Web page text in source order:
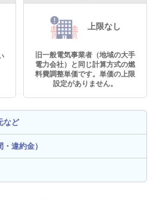
上限なし
旧一般電気事業者（地域の大手
電力会社）と同じ計算方式の燃
料費調整単価です。単価の上限
設定がありません。
など
違約金）